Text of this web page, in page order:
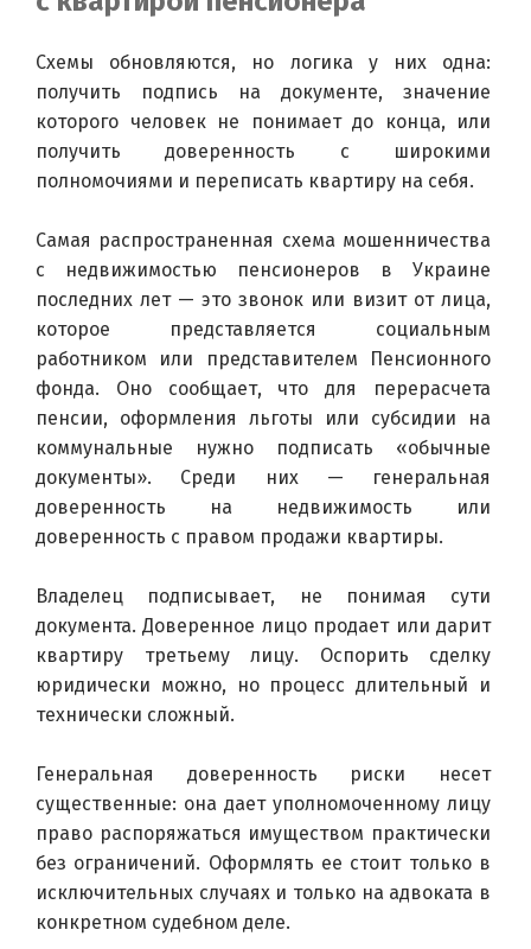
Схемы обновляются, но логика у них одна:
получить подпись на документе, значение
которого человек не понимает до конца, или
получить доверенность с широкими
полномочиями и переписать квартиру на себя.
Самая распространенная схема мошенничества
с недвижимостью пенсионеров в Украине
последних лет — это звонок или визит от лица,
которое представляется социальным
работником или представителем Пенсионного
фонда. Оно сообщает, что для перерасчета
пенсии, оформления льготы или субсидии на
коммунальные нужно подписать «обычные
документы». Среди них — генеральная
доверенность на недвижимость или
доверенность с правом продажи квартиры.
Владелец подписывает, не понимая сути
документа. Доверенное лицо продает или дарит
квартиру третьему лицу. Оспорить сделку
юридически можно, но процесс длительный и
технически сложный.
Генеральная доверенность риски несет
существенные: она дает уполномоченному лицу
право распоряжаться имуществом практически
без ограничений. Оформлять ее стоит только в
исключительных случаях и только на адвоката в
конкретном судебном деле.